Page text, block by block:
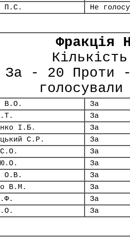
П.С.
Не
Фракція
За - 20 Проти
В.О.
За
За
І.Б.
За
С.Р.
За
За
За
О.В.
За
В.М.
За
За
За